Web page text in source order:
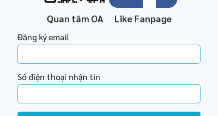
Quan tâm OA Like Fanpage
Đăng ký email
Số điện thoại nhận tin